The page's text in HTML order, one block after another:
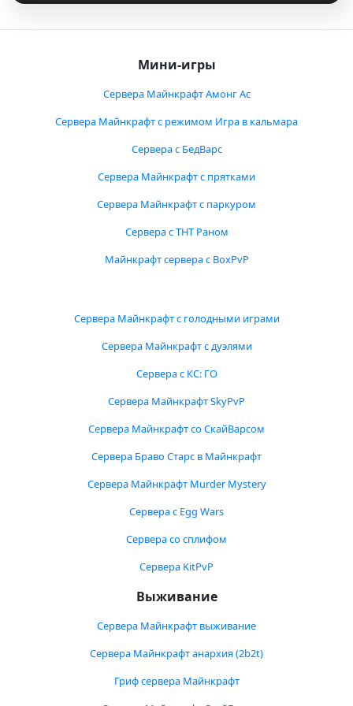
Мини-игры
Сервера Майнкрафт Амонг Ас
Сервера Майнкрафт с режимом Игра в кальмара
Сервера с БедВарс
Сервера Майнкрафт с прятками
Сервера Майнкрафт с паркуром
Сервера с ТНТ Раном
Майнкрафт сервера с BoxPvP
Сервера Майнкрафт с голодными играми
Сервера Майнкрафт с дуэлями
Сервера с КС: ГО
Сервера Майнкрафт SkyPvP
Сервера Майнкрафт со СкайВарсом
Сервера Браво Старс в Майнкрафт
Сервера Майнкрафт Murder Mystery
Сервера с Egg Wars
Сервера со сплифом
Сервера KitPvP
Выживание
Сервера Майнкрафт выживание
Сервера Майнкрафт анархия (2b2t)
Гриф сервера Майнкрафт